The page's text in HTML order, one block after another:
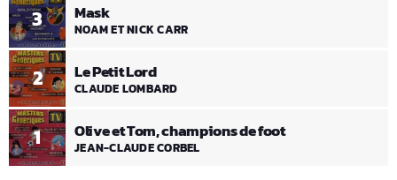
1 Olive et Tom, champions de foot
JEAN-CLAUDE CORBEL
2 Le Petit Lord
CLAUDE LOMBARD
3 Mask
NOAM ET NICK CARR